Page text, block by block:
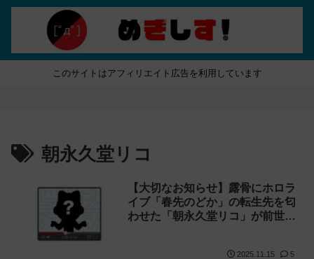
このサイトはアフィリエイト広告を利用しています
朝永久堂リコ
【大切なお知らせ】露骨にホロラ
イブ「春先のどか」の転生先を匂
わせた「朝永久堂リコ」が前世に
2025.11.15 5